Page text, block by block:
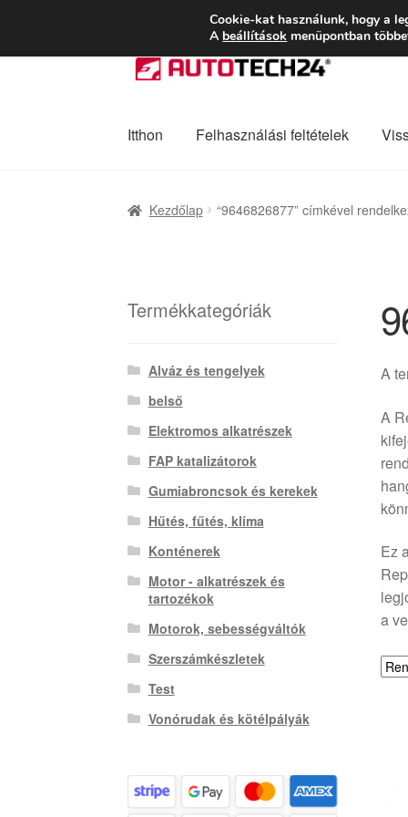
SZÁLLÍTÁS
Ugrás
a
Kilépés
a
Itthon
Felhasználási feltételek
Kezdőlap “9646826877” címkével
A
A
Ez
a
Termékkategóriák
Alváz és tengelyek
belső
Elektromos alkatrészek
FAP katalizátorok
Gumiabroncsok és kerekek
Hűtés, fűtés, klíma
Konténerek
Motor - alkatrészek és
tartozékok
Motorok, sebességváltók
Szerszámkészletek
Test
Vonórudak és kötélpályák
Cookie-kat használunk, hogy a
A beállítások menüpontban